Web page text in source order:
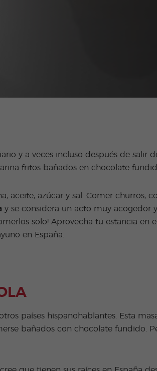
y a veces incluso después de salir
fritos bañados en chocolate
aceite, azúcar y sal. Comer churros,
y se considera un acto muy acogedor y
solo! Aprovecha tu estancia en
en España.
países hispanohablantes. Esta
bañados con chocolate fundido.